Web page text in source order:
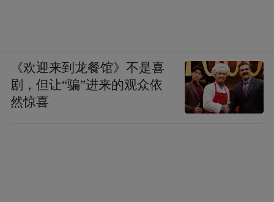
《欢迎来到龙餐馆》不是喜
剧，但让“骗”进来的观众依
然惊喜